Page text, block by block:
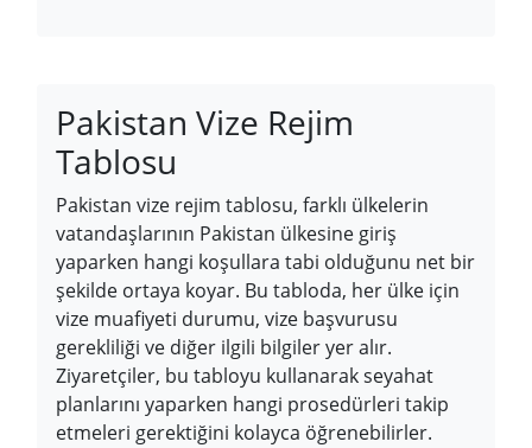
Pakistan Vize Rejim
Tablosu
Pakistan vize rejim tablosu, farklı ülkelerin
vatandaşlarının Pakistan ülkesine giriş
yaparken hangi koşullara tabi olduğunu net bir
şekilde ortaya koyar. Bu tabloda, her ülke için
vize muafiyeti durumu, vize başvurusu
gerekliliği ve diğer ilgili bilgiler yer alır.
Ziyaretçiler, bu tabloyu kullanarak seyahat
planlarını yaparken hangi prosedürleri takip
etmeleri gerektiğini kolayca öğrenebilirler.